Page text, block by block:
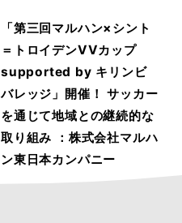
「第三回マルハン×シント
＝トロイデンVVカップ
supported by キリンビ
バレッジ」開催！ サッカー
を通じて地域との継続的な
取り組み ：株式会社マルハ
ン東日本カンパニー